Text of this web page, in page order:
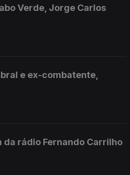
Verde, Jorge Carlos
e ex-combatente,
da rádio Fernando Carrilho